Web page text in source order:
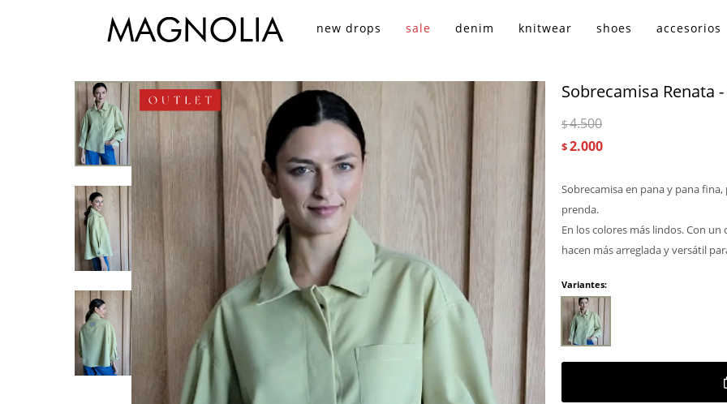
new drops sale denim knitwear shoes accesorios
Sobrecamisa Renata
$2.000
$4.500
Sobrecamisa en pana y pana
prenda.
En los colores más lindos. Con
hacen más arreglada y versátil
Variantes: